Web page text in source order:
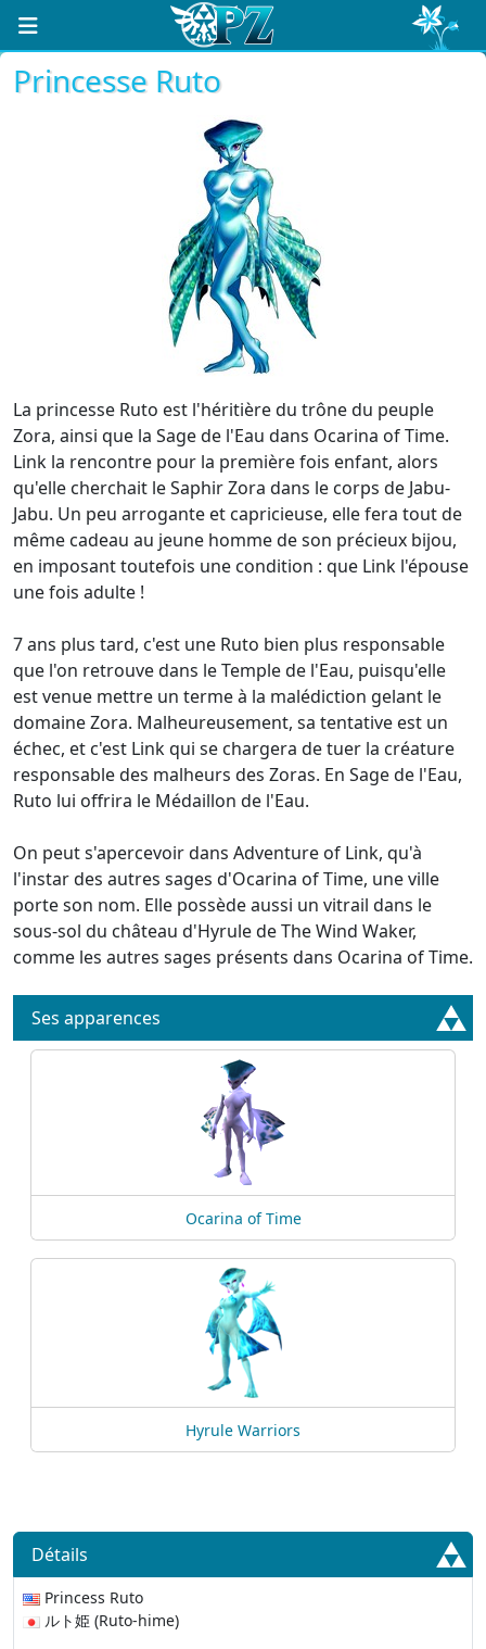
Princesse Ruto
La princesse Ruto est l'héritière du trône du peuple
Zora, ainsi que la Sage de l'Eau dans Ocarina of Time.
Link la rencontre pour la première fois enfant, alors
qu'elle cherchait le Saphir Zora dans le corps de Jabu-
Jabu. Un peu arrogante et capricieuse, elle fera tout de
même cadeau au jeune homme de son précieux bijou,
en imposant toutefois une condition : que Link l'épouse
une fois adulte !
7 ans plus tard, c'est une Ruto bien plus responsable
que l'on retrouve dans le Temple de l'Eau, puisqu'elle
est venue mettre un terme à la malédiction gelant le
domaine Zora. Malheureusement, sa tentative est un
échec, et c'est Link qui se chargera de tuer la créature
responsable des malheurs des Zoras. En Sage de l'Eau,
Ruto lui offrira le Médaillon de l'Eau.
On peut s'apercevoir dans Adventure of Link, qu'à
l'instar des autres sages d'Ocarina of Time, une ville
porte son nom. Elle possède aussi un vitrail dans le
sous-sol du château d'Hyrule de The Wind Waker,
comme les autres sages présents dans Ocarina of Time.
Ses apparences
Ocarina of Time
Hyrule Warriors
Détails
Princess Ruto
ルト姫 (Ruto-hime)